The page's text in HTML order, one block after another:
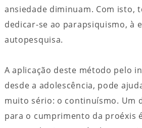
ansiedade diminuam. Com isto,
dedicar-se ao parapsiquismo, à
autopesquisa.
A aplicação deste método pelo
desde a adolescência, pode
muito sério: o continuísmo. Um
para o cumprimento da proéxis